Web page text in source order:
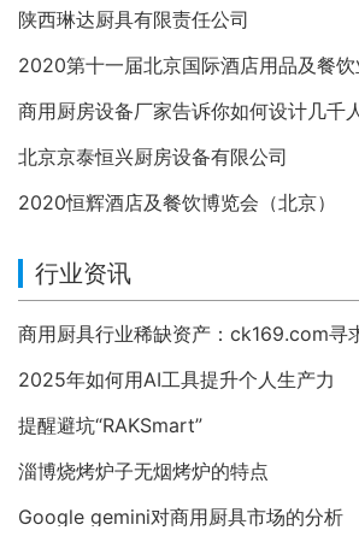
陕西琳达厨具有限责任公司
2020第十一届北京国际酒店用品及餐
商用厨房设备厂家告诉你如何设计几千
北京京泰恒兴厨房设备有限公司
2020恒辉酒店及餐饮博览会（北京）
行业资讯
商用厨具行业稀缺资产：ck169.com寻
2025年如何用AI工具提升个人生产力
提醒避坑“RAKSmart”
淄博烧烤炉子无烟烤炉的特点
Google gemini对商用厨具市场的分析